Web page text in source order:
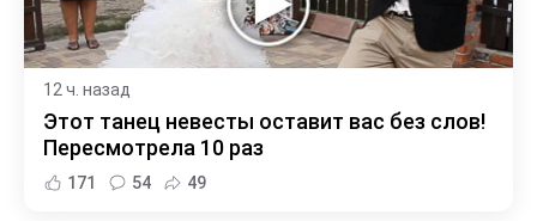
12 ч. назад
Этот танец невесты оставит вас без слов!
Пересмотрела 10 раз
171 54 49